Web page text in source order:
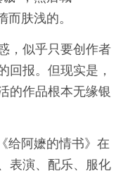
而肤浅的。
，似乎只要创作者
回报。但现实是，
的作品根本无缘银
给阿嬷的情书》在
表演、配乐、服化